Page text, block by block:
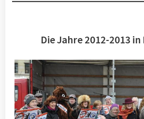
Die Jahre 2012-2013